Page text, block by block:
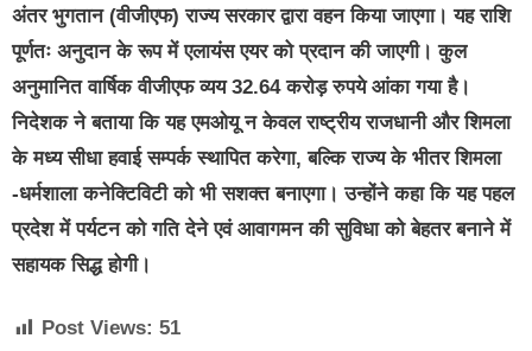
अंतर भुगतान (वीजीएफ) राज्य सरकार द्वारा वहन किया जाएगा। यह राशि
पूर्णतः अनुदान के रूप में एलायंस एयर को प्रदान की जाएगी। कुल
अनुमानित वार्षिक वीजीएफ व्यय 32.64 करोड़ रुपये आंका गया है।
निदेशक ने बताया कि यह एमओयू न केवल राष्ट्रीय राजधानी और शिमला
के मध्य सीधा हवाई सम्पर्क स्थापित करेगा, बल्कि राज्य के भीतर शिमला
-धर्मशाला कनेक्टिविटी को भी सशक्त बनाएगा। उन्होंने कहा कि यह पहल
प्रदेश में पर्यटन को गति देने एवं आवागमन की सुविधा को बेहतर बनाने में
सहायक सिद्ध होगी।
Post Views: 51